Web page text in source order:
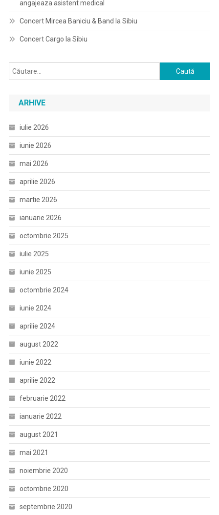
angajeaza asistent medical
Concert Mircea Baniciu & Band la Sibiu
Concert Cargo la Sibiu
Caută
după:
ARHIVE
iulie 2026
iunie 2026
mai 2026
aprilie 2026
martie 2026
ianuarie 2026
octombrie 2025
iulie 2025
iunie 2025
octombrie 2024
iunie 2024
aprilie 2024
august 2022
iunie 2022
aprilie 2022
februarie 2022
ianuarie 2022
august 2021
mai 2021
noiembrie 2020
octombrie 2020
septembrie 2020